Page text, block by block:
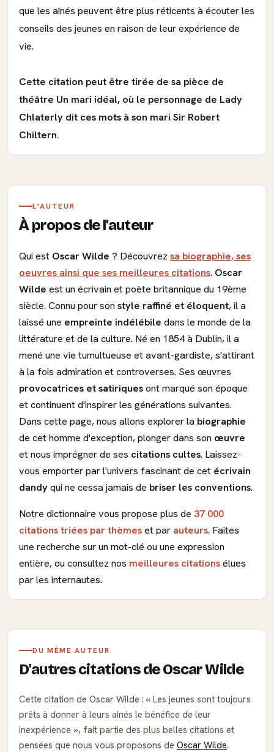
que les aînés peuvent être plus réticents à écouter les
conseils des jeunes en raison de leur expérience de
vie.
Cette citation peut être tirée de sa pièce de
théâtre Un mari idéal, où le personnage de Lady
Chlaterly dit ces mots à son mari Sir Robert
Chiltern.
L'AUTEUR
À propos de l'auteur
Qui est Oscar Wilde ? Découvrez sa biographie, ses
oeuvres ainsi que ses meilleures citations. Oscar
Wilde est un écrivain et poète britannique du 19ème
siècle. Connu pour son style raffiné et éloquent, il a
laissé une empreinte indélébile dans le monde de la
littérature et de la culture. Né en 1854 à Dublin, il a
mené une vie tumultueuse et avant-gardiste, s'attirant
à la fois admiration et controverses. Ses œuvres
provocatrices et satiriquesont marqué son époque
et continuent d'inspirer les générations suivantes.
Dans cette page, nous allons explorer la biographie
de cet homme d'exception, plonger dans son œuvre
et nous imprégner de ses citations cultes. Laissez-
vous emporter par l'univers fascinant de cet écrivain
dandyqui ne cessa jamais de briser les conventions.
Notre dictionnaire vous propose plus de 37 000
citations triées par thèmeset par auteurs. Faites
une recherche sur un mot-clé ou une expression
entière, ou consultez nos meilleures citationsélues
par les internautes.
DU MÊME AUTEUR
D'autres citations de Oscar Wilde
Cette citation de Oscar Wilde :
Les jeunes sont toujours
prêts à donner à leurs aînés le bénéfice de leur
inexpérience
, fait partie des plus belles citations et
pensées que nous vous proposons de Oscar Wilde.